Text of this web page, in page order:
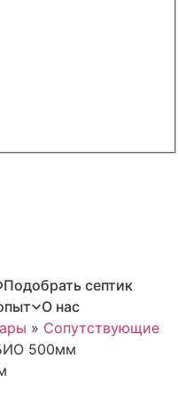
Подобрать септик
О нас
» Сопутствующие
500мм